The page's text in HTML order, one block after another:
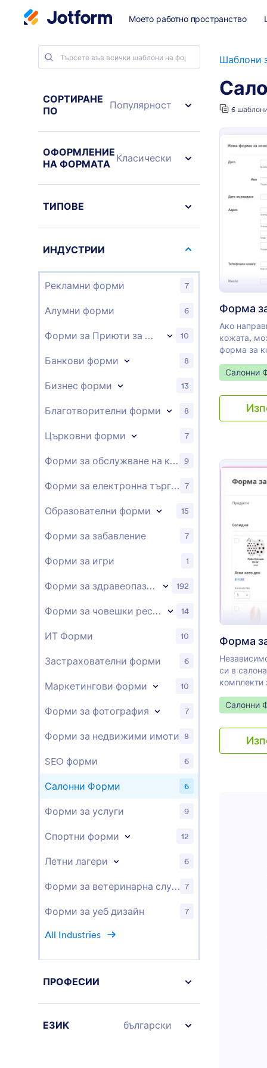
Моето работно пространство
Шаблони
6
Ако
кожата,
форма за
кожата, за
осигурява
като цели
използват
алергии.
съдържа
вашите
вашите
подписите
форма за
кожата на
Go to
Салонни
Форма
си в
комплекти
ноктите
красиви
дизайна
до вашия
Jotform
поръчка
бизнес с
плъзнете
срещи, за
снимки на
на
Можете
други
като
Google
Go to
Салонни
СОРТИРАНЕ
ПО
Популярност
ОФОРМЛЕНИЕ
НА ФОРМАТА Класически
ТИПОВЕ
ИНДУСТРИИ
Рекламни форми 7
Алумни форми 6
Форми за Приюти за Животни 10
Банкови форми 8
Бизнес форми 13
Благотворителни форми 8
Църковни форми 7
Форми за обслужване на клиенти 9
Форми за електронна търговия 7
Образователни форми 15
Форми за забавление 7
Форми за игри 1
Форми за здравеопазване 192
Форми за човешки ресурси 14
ИТ Форми 10
Застрахователни форми 6
Маркетингови форми 10
Форми за фотография 7
Форми за недвижими имоти 8
SEO форми 6
Салонни Форми 6
Форми за услуги 9
Спортни форми 12
Летни лагери 6
Форми за ветеринарна служба 7
Форми за уеб дизайн 7
All Industries
ПРОФЕСИИ
ЕЗИК български